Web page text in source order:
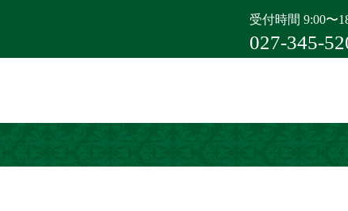
受付時間 9:00〜
027-345-